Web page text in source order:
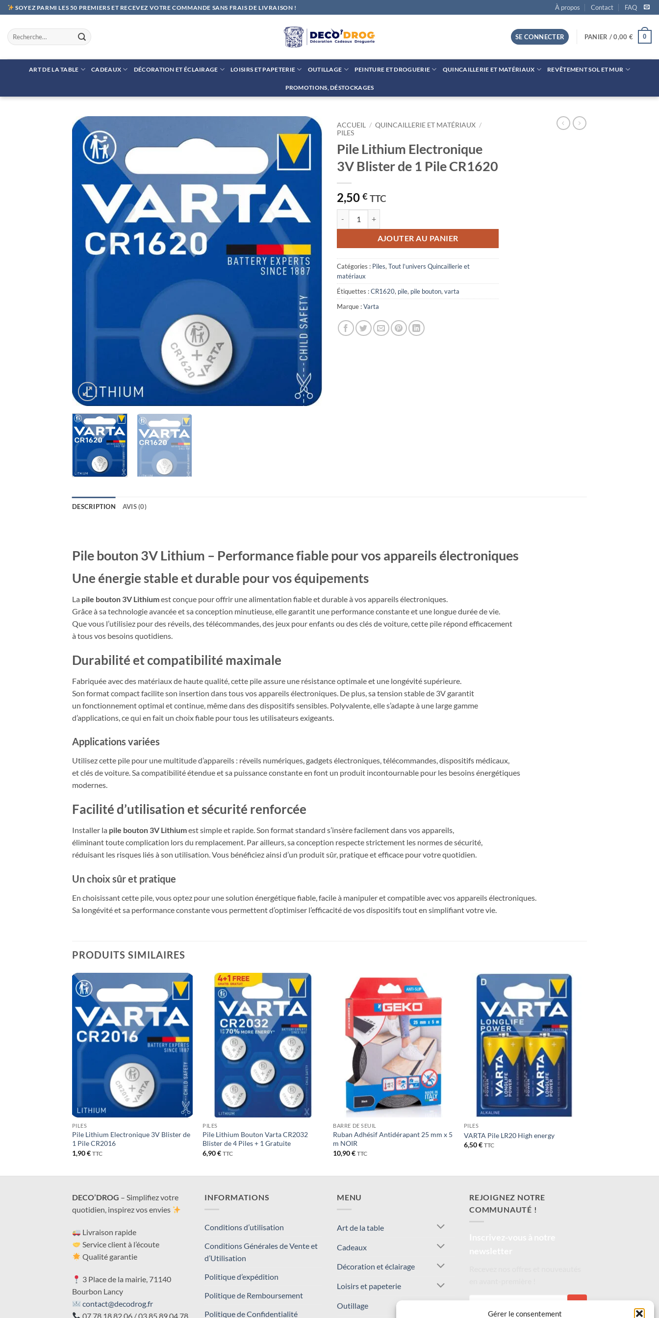
Gérer le consentement
Passer
au
contenu
SOYEZ PARMI LES 50 PREMIERS ET RECEVEZ VOTRE COMMANDE SANS FRAIS DE LIVRAISON ! À propos Contact FAQ
Recherche
pour :
SE CONNECTER PANIER /0,00 € 0
ART DE LA TABLE CADEAUX DÉCORATION ET ÉCLAIRAGE LOISIRS ET PAPETERIE OUTILLAGE PEINTURE ET DROGUERIE QUINCAILLERIE ET MATÉRIAUX REVÊTEMENT SOL ET MUR
PROMOTIONS, DÉSTOCKAGES
Ajouter
à la liste
de
ACCUEIL / QUINCAILLERIE ET MATÉRIAUX /
PILES
Pile Lithium Electronique
3V Blister de 1 Pile CR1620
2,50 € TTC
AJOUTER AU PANIER
Catégories : Piles, Tout l’univers Quincaillerie et
matériaux
Étiquettes :CR1620, pile, pile bouton, varta
Marque :Varta
DESCRIPTION AVIS (0)
Pile bouton 3V Lithium – Performance fiable pour vos appareils électroniques
Une énergie stable et durable pour vos équipements
La pile bouton 3V Lithiumest conçue pour offrir une alimentation fiable et durable à vos appareils électroniques.
Grâce à sa technologie avancée et sa conception minutieuse, elle garantit une performance constante et une longue durée de vie.
Que vous l’utilisiez pour des réveils, des télécommandes, des jeux pour enfants ou des clés de voiture, cette pile répond efficacement
à tous vos besoins quotidiens.
Durabilité et compatibilité maximale
Fabriquée avec des matériaux de haute qualité, cette pile assure une résistance optimale et une longévité supérieure.
Son format compact facilite son insertion dans tous vos appareils électroniques. De plus, sa tension stable de 3V garantit
un fonctionnement optimal et continue, même dans des dispositifs sensibles. Polyvalente, elle s’adapte à une large gamme
d’applications, ce qui en fait un choix fiable pour tous les utilisateurs exigeants.
Applications variées
Utilisez cette pile pour une multitude d’appareils : réveils numériques, gadgets électroniques, télécommandes, dispositifs médicaux,
et clés de voiture. Sa compatibilité étendue et sa puissance constante en font un produit incontournable pour les besoins énergétiques
modernes.
Facilité d’utilisation et sécurité renforcée
Installer la pile bouton 3V Lithiumest simple et rapide. Son format standard s’insère facilement dans vos appareils,
éliminant toute complication lors du remplacement. Par ailleurs, sa conception respecte strictement les normes de sécurité,
réduisant les risques liés à son utilisation. Vous bénéficiez ainsi d’un produit sûr, pratique et efficace pour votre quotidien.
Un choix sûr et pratique
En choisissant cette pile, vous optez pour une solution énergétique fiable, facile à manipuler et compatible avec vos appareils électroniques.
Sa longévité et sa performance constante vous permettent d’optimiser l’efficacité de vos dispositifs tout en simplifiant votre vie.
PRODUITS SIMILAIRES
Ajouter
à la liste
de
souhaits
PILES
Pile Lithium Electronique 3V Blister de
1 Pile CR2016
1,90€ TTC
Ajouter
à la liste
de
PILES
Pile Lithium Bouton Varta CR2032
Blister de 4 Piles + 1 Gratuite
6,90€ TTC
Ajouter
de
souhaits
BARRE DE SEUIL
Ruban Adhésif Antidérapant 25 mm x 5
m NOIR
10,90€ TTC
Ajouter
à la liste
de
PILES
VARTA Pile LR20 High energy
6,50€ TTC
DECO’DROG – Simplifiez votre
quotidien, inspirez vos envies
Livraison rapide
Service client à l’écoute
Qualité garantie
3 Place de la mairie, 71140
Bourbon Lancy
contact@decodrog.fr
07 78 18 82 06 / 03 85 89 04 78
INFORMATIONS
Conditions d’utilisation
Conditions Générales de Vente et
d’Utilisation
Politique d’expédition
Politique de Remboursement
Politique de Confidentialité
MENU
Art de la table
Cadeaux
Décoration et éclairage
Loisirs et papeterie
Outillage
REJOIGNEZ NOTRE
COMMUNAUTÉ !